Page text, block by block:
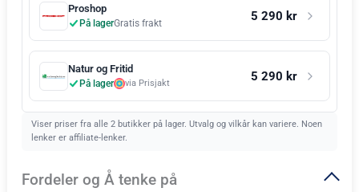
Proshop
På lagerGratis frakt
5 290 kr
Natur og Fritid
På lager via Prisjakt 5 290 kr
Viser priser fra alle 2 butikker på lager. Utvalg og vilkår kan variere. Noen
lenker er affiliate-lenker.
Fordeler og Å tenke på